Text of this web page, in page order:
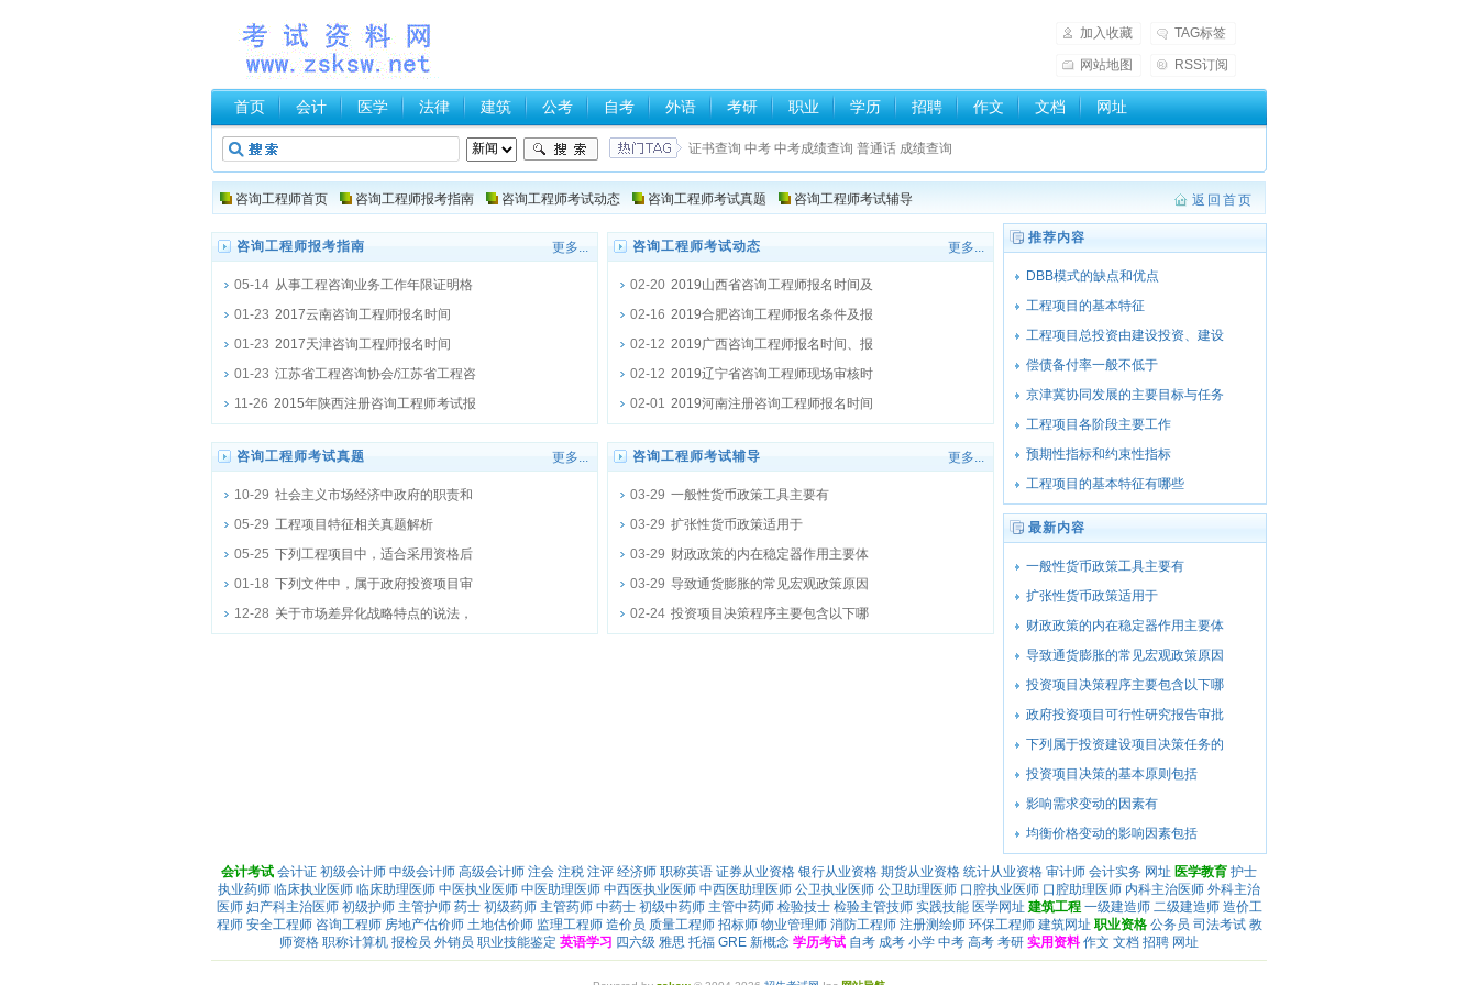
加入收藏 TAG标签
网站地图 RSS订阅
首页 会计 医学 法律 建筑 公考 自考 外语 考研 职业 学历 招聘 作文 文档 网址
证书查询 中考 中考成绩查询 普通话 成绩查询
咨询工程师首页 咨询工程师报考指南 咨询工程师考试动态 咨询工程师考试真题 咨询工程师考试辅导 返回首页
咨询工程师报考指南 更多...
05-14 从事工程咨询业务工作年限证明格
01-23 2017云南咨询工程师报名时间
01-23 2017天津咨询工程师报名时间
01-23 江苏省工程咨询协会/江苏省工程咨
11-26 2015年陕西注册咨询工程师考试报
咨询工程师考试动态 更多...
02-20 2019山西省咨询工程师报名时间及
02-16 2019合肥咨询工程师报名条件及报
02-12 2019广西咨询工程师报名时间、报
02-12 2019辽宁省咨询工程师现场审核时
02-01 2019河南注册咨询工程师报名时间
咨询工程师考试真题 更多...
10-29 社会主义市场经济中政府的职责和
05-29 工程项目特征相关真题解析
05-25 下列工程项目中，适合采用资格后
01-18 下列文件中，属于政府投资项目审
12-28 关于市场差异化战略特点的说法，
咨询工程师考试辅导 更多...
03-29 一般性货币政策工具主要有
03-29 扩张性货币政策适用于
03-29 财政政策的内在稳定器作用主要体
03-29 导致通货膨胀的常见宏观政策原因
02-24 投资项目决策程序主要包含以下哪
推荐内容
DBB模式的缺点和优点
工程项目的基本特征
工程项目总投资由建设投资、建设
偿债备付率一般不低于
京津冀协同发展的主要目标与任务
工程项目各阶段主要工作
预期性指标和约束性指标
工程项目的基本特征有哪些
最新内容
一般性货币政策工具主要有
扩张性货币政策适用于
财政政策的内在稳定器作用主要体
导致通货膨胀的常见宏观政策原因
投资项目决策程序主要包含以下哪
政府投资项目可行性研究报告审批
下列属于投资建设项目决策任务的
投资项目决策的基本原则包括
影响需求变动的因素有
均衡价格变动的影响因素包括
会计考试 会计证 初级会计师 中级会计师 高级会计师 注会 注税 注评 经济师 职称英语 证券从业资格 银行从业资格 期货从业资格 统计从业资格 审计师 会计实务 网址 医学教育 护士
执业药师 临床执业医师 临床助理医师 中医执业医师 中医助理医师 中西医执业医师 中西医助理医师 公卫执业医师 公卫助理医师 口腔执业医师 口腔助理医师 内科主治医师 外科主治
医师 妇产科主治医师 初级护师 主管护师 药士 初级药师 主管药师 中药士 初级中药师 主管中药师 检验技士 检验主管技师 实践技能 医学网址 建筑工程 一级建造师 二级建造师 造价工
程师 安全工程师 咨询工程师 房地产估价师 土地估价师 监理工程师 造价员 质量工程师 招标师 物业管理师 消防工程师 注册测绘师 环保工程师 建筑网址 职业资格 公务员 司法考试 教
师资格 职称计算机 报检员 外销员 职业技能鉴定 英语学习 四六级 雅思 托福 GRE 新概念 学历考试 自考 成考 小学 中考 高考 考研 实用资料 作文 文档 招聘 网址